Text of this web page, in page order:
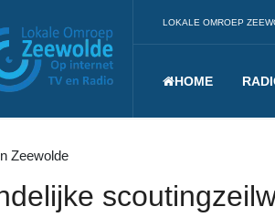
LOKALE OMROEP
HOME
Zeewolde